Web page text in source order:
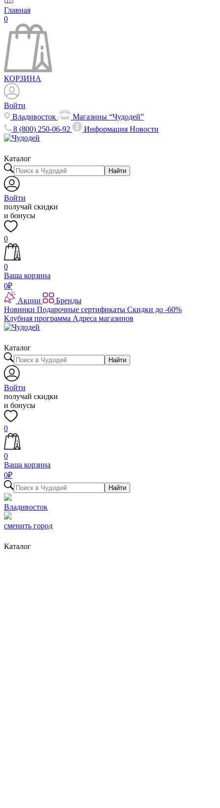
Главная
0
КОРЗИНА
Войти
Владивосток
Магазины “Чудодей”
8 (800) 250-06-92
ИнформацияНовости
Каталог
Найти
Войти
получай скидки
и бонусы
0
0
Ваша корзина
0₽
Акции
Бренды
Новинки Подарочные сертификаты Скидки до -60%
Клубная программа Адреса магазинов
Каталог
Найти
Войти
получай скидки
и бонусы
0
0
Ваша корзина
0₽
Найти
Владивосток
сменить город
Каталог